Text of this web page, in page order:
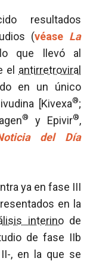
resultados
(véase La
que llevó al
el antirretroviral
en un único
[Kivexa®;
® y Epivir®,
del Día
ya en fase III
en la
interinode
de fase IIb
II-, en la que se